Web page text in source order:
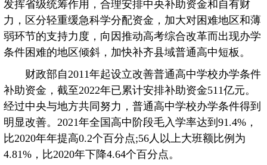
发挥省级统筹作用，合理安排中央补助资金和自有财
力，区分轻重缓急科学分配资金，加大对困难地区和薄
弱环节的支持力度，向因推动高考综合改革而出现办学
条件困难的地区倾斜，加快补齐县域普通高中短板。
财政部自2011年起设立改善普通高中学校办学条件
补助资金，截至2022年已累计安排补助资金511亿元。
经过中央与地方共同努力，普通高中学校办学条件得到
明显改善。2021年全国高中阶段毛入学率达到91.4%，
比2020年年提高0.2个百分点;56人以上大班额比例为
4.81%，比2020年下降4.64个百分点。